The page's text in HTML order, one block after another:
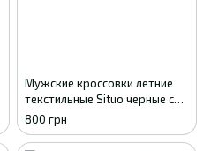
Мужские кроссовки летние
текстильные Situo черные с
резинкой 41
800 грн